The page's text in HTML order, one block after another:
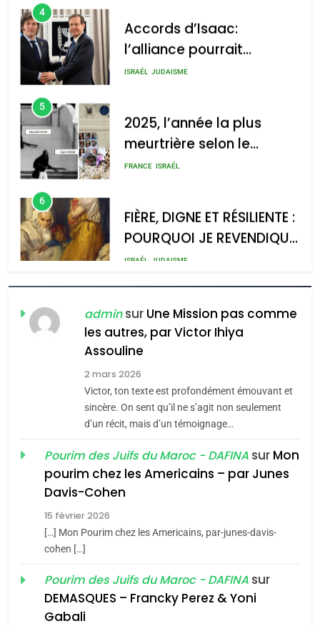
l’alliance pourrait
s’étendre à 13 pays
d’Amérique latine
ISRAÉL JUDAISME
5
meurtrière selon le
rapport d’ADL contre
l’antisémitisme
FRANCE ISRAÉL
6
POURQUOI JE REVENDIQUE
MA JUDAÏTE par Thérèse
Zrihen-Dvir
ISRAÉL JUDAISME
CE QUI NOUS MANQUE –
Jacques Hadida
JUDAISME
Maroc : Les amandes de
Tafraout, le miel de Tadla
Azilal consacrés produits
du terroir
DAFINA MAROC
Oeil ravageur – Vanessa
De Loya Stauber
«Tu dis génocide, je dis
guerre»: La nouvelle
adminsur Une Mission pas comme
les autres, par Victor Ihiya
Assouline
2 mars 2026
Victor, ton texte est profondément émouvant et
sincère. On sent qu’il ne s’agit non seulement
d’un récit, mais d’un témoignage…
Pourim des Juifs du Maroc - DAFINA sur Mon
pourim chez les Americains – par Junes
Davis-Cohen
15 février 2026
[…] Mon Pourim chez les Americains, par-junes-davis-
cohen […]
Pourim des Juifs du Maroc - DAFINA sur
DEMASQUES – Francky Perez & Yoni
Gabali
2025, l’année la plus
d’ADL contre
l’antisémitisme
FRANCE ISRAÉL